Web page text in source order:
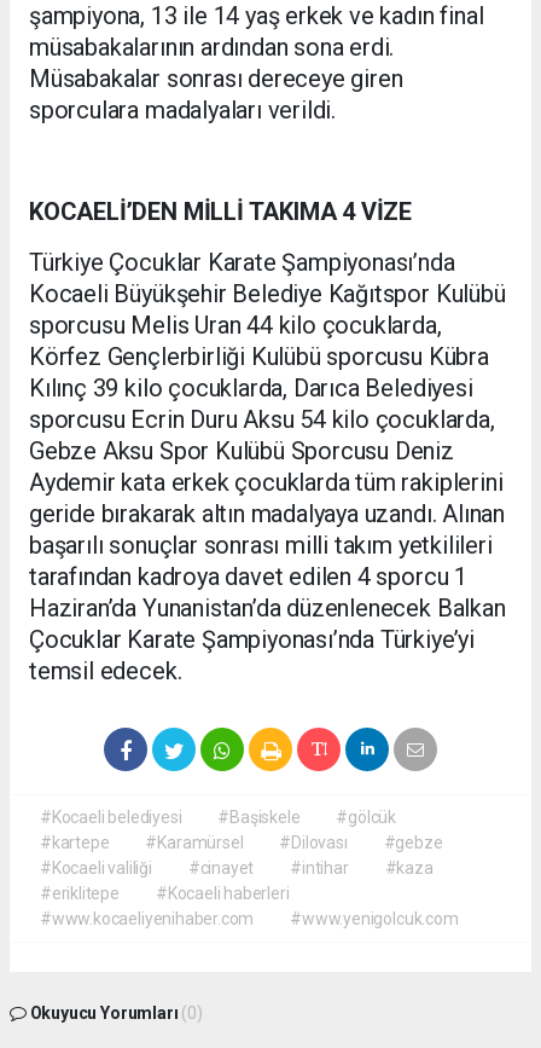
şampiyona, 13 ile 14 yaş erkek ve kadın final
müsabakalarının ardından sona erdi.
Müsabakalar sonrası dereceye giren
sporculara madalyaları verildi.
KOCAELİ’DEN MİLLİ TAKIMA 4 VİZE
Türkiye Çocuklar Karate Şampiyonası’nda
Kocaeli Büyükşehir Belediye Kağıtspor Kulübü
sporcusu Melis Uran 44 kilo çocuklarda,
Körfez Gençlerbirliği Kulübü sporcusu Kübra
Kılınç 39 kilo çocuklarda, Darıca Belediyesi
sporcusu Ecrin Duru Aksu 54 kilo çocuklarda,
Gebze Aksu Spor Kulübü Sporcusu Deniz
Aydemir kata erkek çocuklarda tüm rakiplerini
geride bırakarak altın madalyaya uzandı. Alınan
başarılı sonuçlar sonrası milli takım yetkilileri
tarafından kadroya davet edilen 4 sporcu 1
Haziran’da Yunanistan’da düzenlenecek Balkan
Çocuklar Karate Şampiyonası’nda Türkiye’yi
temsil edecek.
#Kocaeli belediyesi #Başiskele
#gölcük
#kartepe
#Karamürsel #Dilovası
#gebze
#Kocaeli valiliği
#cinayet #intihar
#kaza
#eriklitepe
#Kocaeli haberleri
#www.kocaeliyenihaber.com
#www.yenigolcuk.com
Okuyucu Yorumları (0)